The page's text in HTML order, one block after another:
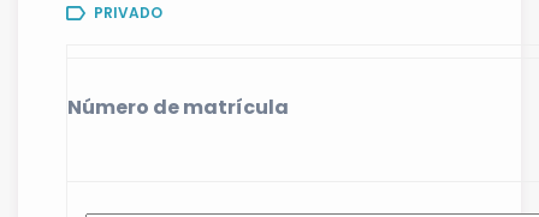
PRIVADO
Número de matrícula